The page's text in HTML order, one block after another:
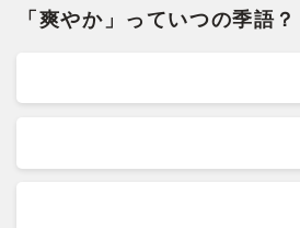
「爽やか」っていつの季語？